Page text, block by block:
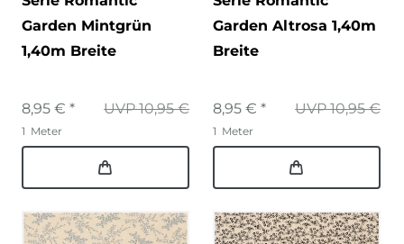
Garden Mintgrün
1,40m Breite
UVP 10,95 €
8,95 € *
1 Meter
Garden Altrosa 1,40m
Breite
UVP 10,95 €
8,95 € *
1 Meter